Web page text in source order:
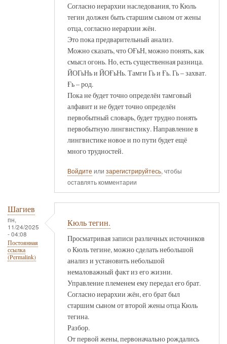
Согласно иерархии наследования, то Кюль
тегин должен быть старшим сыном от жены
отца, согласно иерархии жён.
Это пока предварительный анализ.
Можно сказать, что ОҒьН, можно понять, как
смысл огонь. Но, есть существенная разница.
ЙОГьНь и ЙОҒьНь. Тамги Гь и Ғь. Гь – захват.
Ғь – род.
Пока не будет точно определён тамговый
алфавит и не будет точно определён
первобытный словарь, будет трудно понять
первобытную лингвистику. Направление в
лингвистике новое и по пути будет ещё
много трудностей.
Войдите или зарегистрируйтесь, чтобы
оставлять комментарии
Шагиев
пн,
11/24/2025
- 04:08
Постоянная
ссылка
(Permalink)
Кюль тегин.
Просматривая записи различных источников
о Кюль тегине, можно сделать небольшой
анализ и установить небольшой
немаловажный факт из его жизни.
Управление племенем ему передал его брат.
Согласно иерархии жён, его брат был
старшим сыном от второй жены отца Кюль
тегина.
Разбор.
От первой жены, первоначально рождались